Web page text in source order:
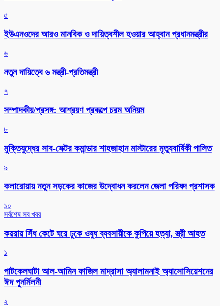
৫
ইউএনওদের আরও মানবিক ও দায়িত্বশীল হওয়ার আহ্বান প্রধানমন্ত্রীর
৬
নতুন দায়িত্বে ৬ মন্ত্রী-প্রতিমন্ত্রী
৭
সম্পাদকীয়/প্রসঙ্গ: আশ্রয়ণ প্রকল্পে চরম অনিয়ম
৮
মুক্তিযুদ্ধের সাব-সেক্টর কমান্ডার শাহজাহান মাস্টারের মৃত্যুবার্ষিকী পালিত
৯
কলারোয়ায় নতুন সড়কের কাজের উদ্বোধন করলেন জেলা পরিষদ প্রশাসক
১০
সর্বশেষ সব খবর
কয়রায় সিঁধ কেটে ঘরে ঢুকে ওষুধ ব্যবসায়ীকে কুপিয়ে হত্যা, স্ত্রী আহত
১
পাটকেলঘাটা আল-আমিন ফাজিল মাদ্রাসা অ্যালামনাই অ্যাসোসিয়েশনের
ঈদ পুনর্মিলনী
২